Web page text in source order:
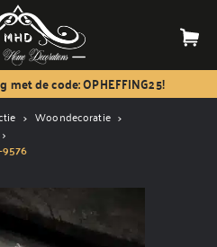
de code: OPHEFFING25!
Woondecoratie